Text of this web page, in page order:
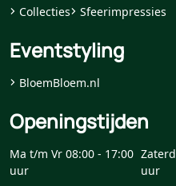
Collecties Sfeerimpressies
Eventstyling
BloemBloem.nl
Openingstijden
Ma t/m Vr 08:00 - 17:00
uur
uur